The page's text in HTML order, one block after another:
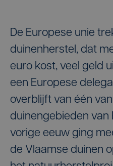
De Europese unie
duinenherstel, dat
euro kost, veel geld
een Europese
overblijft van één
duinengebieden van
vorige eeuw ging
de Vlaamse duinen